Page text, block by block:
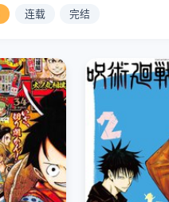
连载 完结